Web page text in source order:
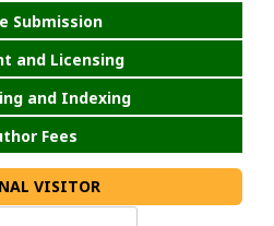
Submission
and Licensing
and Indexing
Fees
VISITOR